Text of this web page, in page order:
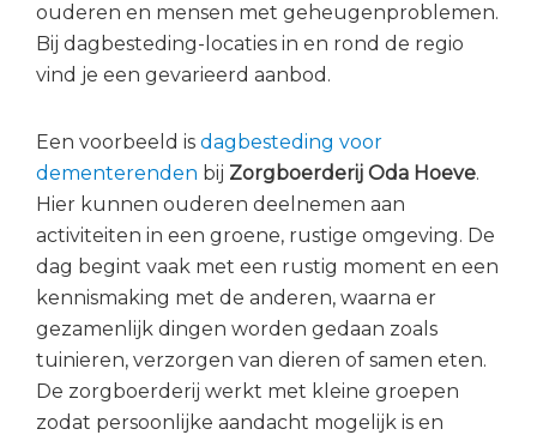
ouderen en mensen met geheugenproblemen.
Bij dagbesteding-locaties in en rond de regio
vind je een gevarieerd aanbod.
Een voorbeeld is dagbesteding voor
dementerenden bij Zorgboerderij Oda Hoeve.
Hier kunnen ouderen deelnemen aan
activiteiten in een groene, rustige omgeving. De
dag begint vaak met een rustig moment en een
kennismaking met de anderen, waarna er
gezamenlijk dingen worden gedaan zoals
tuinieren, verzorgen van dieren of samen eten.
De zorgboerderij werkt met kleine groepen
zodat persoonlijke aandacht mogelijk is en